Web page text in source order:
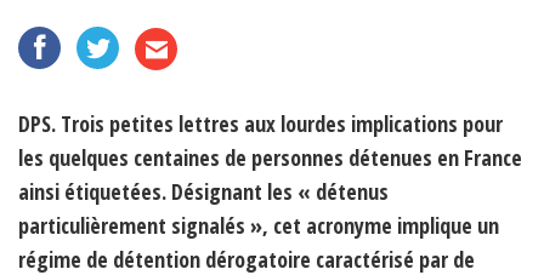
DPS. Trois petites lettres aux lourdes implications pour
les quelques centaines de personnes détenues en France
ainsi étiquetées. Désignant les « détenus
particulièrement signalés », cet acronyme implique un
régime de détention dérogatoire caractérisé par de